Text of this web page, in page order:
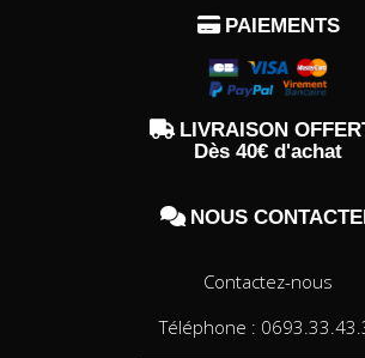
 PAIEMENTS
 LIVRAISON
Dès 40€ d'achat
 NOUS
Contactez-nous
Téléphone :